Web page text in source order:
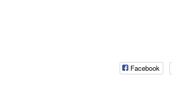
Facebook